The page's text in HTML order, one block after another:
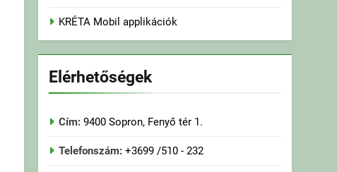
KRÉTA Mobil applikációk
Elérhetőségek
Cím: 9400 Sopron, Fenyő tér 1.
Telefonszám: +3699 /510 - 232